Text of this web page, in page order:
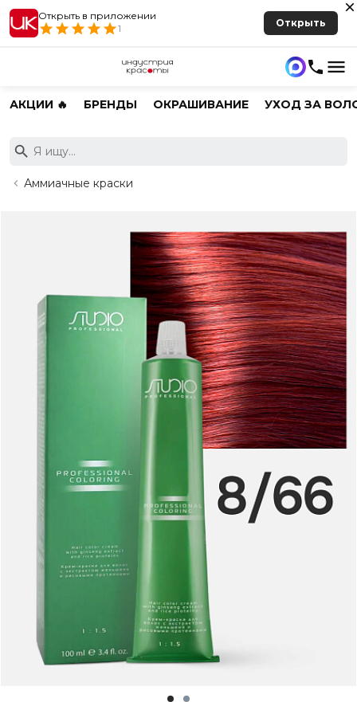
Открыть в приложении
1
Открыть
АКЦИИ 🔥 БРЕНДЫ ОКРАШИВАНИЕ УХОД ЗА
Аммиачные краски